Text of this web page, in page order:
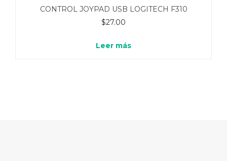
CONTROL JOYPAD USB LOGITECH F310
$27.00
Leer más